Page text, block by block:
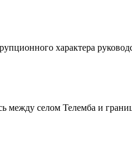
характера
селом Телемба и